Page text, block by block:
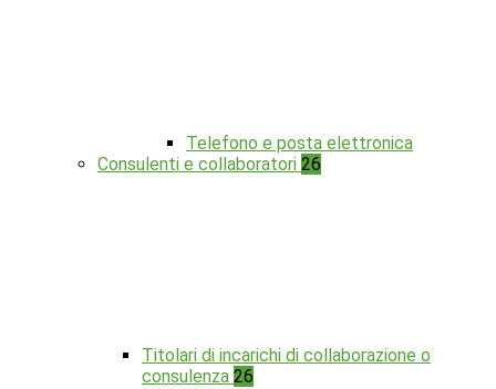
Telefono e posta elettronica
Consulenti e collaboratori 26
Titolari di incarichi di collaborazione o
consulenza 26